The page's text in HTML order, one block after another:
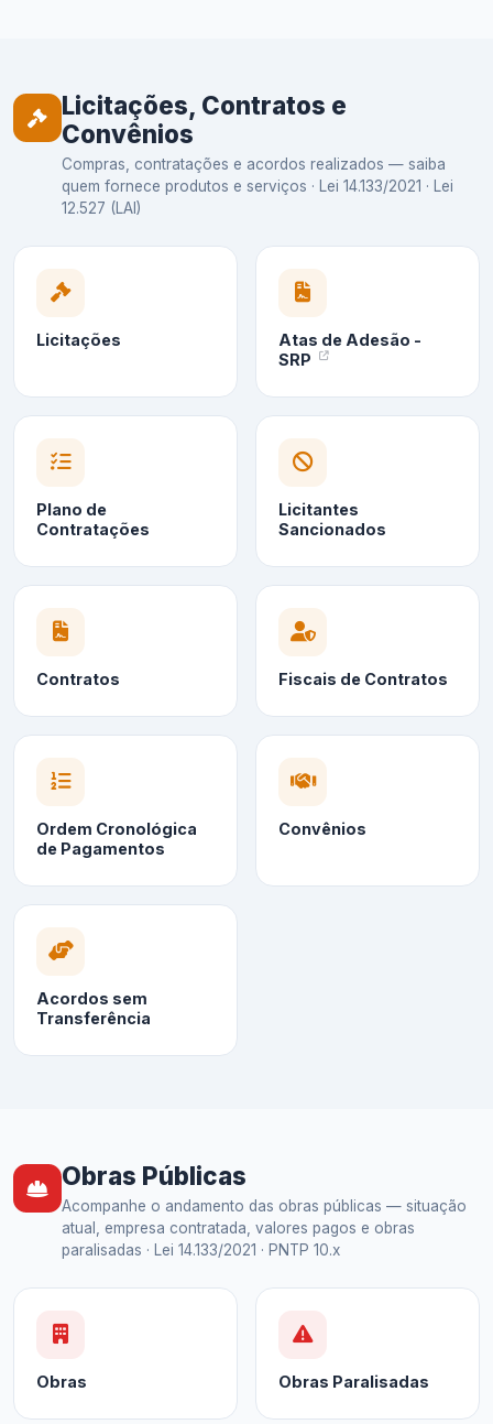
Licitações, Contratos e
Convênios
Compras, contratações e acordos realizados — saiba
quem fornece produtos e serviços · Lei 14.133/2021 · Lei
12.527 (LAI)
Licitações
Atas de Adesão -
SRP
Plano de
Contratações
Licitantes
Sancionados
Contratos Fiscais de Contratos
Ordem Cronológica
de Pagamentos
Convênios
Acordos sem
Transferência
Obras Públicas
Acompanhe o andamento das obras públicas — situação
atual, empresa contratada, valores pagos e obras
paralisadas · Lei 14.133/2021 · PNTP 10.x
Obras Obras Paralisadas